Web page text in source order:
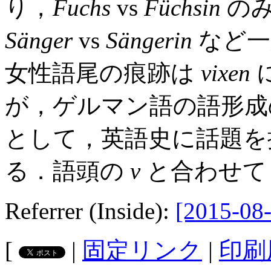
り， Fuchs vs Füchsin の
Sängervs Sängerin など
女性語尾の痕跡は vixen
が，ゲルマン語の語形
として，英語史に話題
る．語頭の vと合わせて
Referrer (Inside): [2015-
[
| 固定リンク | 印